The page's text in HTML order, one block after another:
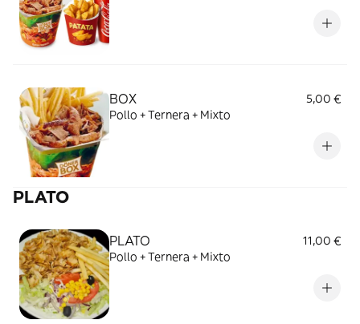
BOX
5,00 €
Pollo + Ternera + Mixto
PLATO
PLATO
11,00 €
Pollo + Ternera + Mixto